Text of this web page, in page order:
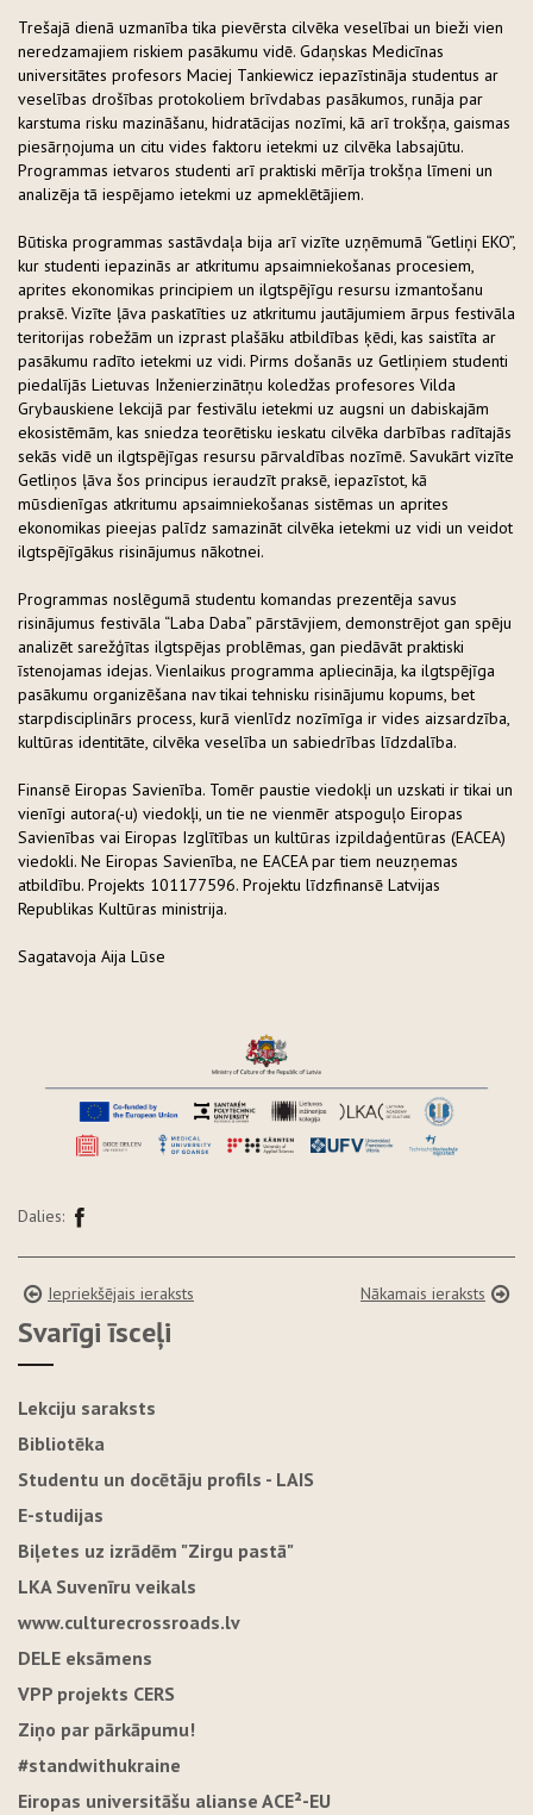
Trešajā dienā uzmanība tika pievērsta cilvēka veselībai un bieži vien
neredzamajiem riskiem pasākumu vidē. Gdaņskas Medicīnas
universitātes profesors Maciej Tankiewicz iepazīstināja studentus ar
veselības drošības protokoliem brīvdabas pasākumos, runāja par
karstuma risku mazināšanu, hidratācijas nozīmi, kā arī trokšņa, gaismas
piesārņojuma un citu vides faktoru ietekmi uz cilvēka labsajūtu.
Programmas ietvaros studenti arī praktiski mērīja trokšņa līmeni un
analizēja tā iespējamo ietekmi uz apmeklētājiem.
Būtiska programmas sastāvdaļa bija arī vizīte uzņēmumā “Getliņi EKO”,
kur studenti iepazinās ar atkritumu apsaimniekošanas procesiem,
aprites ekonomikas principiem un ilgtspējīgu resursu izmantošanu
praksē. Vizīte ļāva paskatīties uz atkritumu jautājumiem ārpus festivāla
teritorijas robežām un izprast plašāku atbildības ķēdi, kas saistīta ar
pasākumu radīto ietekmi uz vidi. Pirms došanās uz Getliņiem studenti
piedalījās Lietuvas Inženierzinātņu koledžas profesores Vilda
Grybauskiene lekcijā par festivālu ietekmi uz augsni un dabiskajām
ekosistēmām, kas sniedza teorētisku ieskatu cilvēka darbības radītajās
sekās vidē un ilgtspējīgas resursu pārvaldības nozīmē. Savukārt vizīte
Getliņos ļāva šos principus ieraudzīt praksē, iepazīstot, kā
mūsdienīgas atkritumu apsaimniekošanas sistēmas un aprites
ekonomikas pieejas palīdz samazināt cilvēka ietekmi uz vidi un veidot
ilgtspējīgākus risinājumus nākotnei.
Programmas noslēgumā studentu komandas prezentēja savus
risinājumus festivāla “Laba Daba” pārstāvjiem, demonstrējot gan spēju
analizēt sarežģītas ilgtspējas problēmas, gan piedāvāt praktiski
īstenojamas idejas. Vienlaikus programma apliecināja, ka ilgtspējīga
pasākumu organizēšana nav tikai tehnisku risinājumu kopums, bet
starpdisciplinārs process, kurā vienlīdz nozīmīga ir vides aizsardzība,
kultūras identitāte, cilvēka veselība un sabiedrības līdzdalība.
Finansē Eiropas Savienība. Tomēr paustie viedokļi un uzskati ir tikai un
vienīgi autora(-u) viedokļi, un tie ne vienmēr atspoguļo Eiropas
Savienības vai Eiropas Izglītības un kultūras izpildaģentūras (EACEA)
viedokli. Ne Eiropas Savienība, ne EACEA par tiem neuzņemas
atbildību. Projekts 101177596. Projektu līdzfinansē Latvijas
Republikas Kultūras ministrija.
Sagatavoja Aija Lūse
Dalies:
Iepriekšējais ieraksts Nākamais ieraksts
Svarīgi īsceļi
Lekciju saraksts
Bibliotēka
Studentu un docētāju profils - LAIS
E-studijas
Biļetes uz izrādēm "Zirgu pastā"
LKA Suvenīru veikals
www.culturecrossroads.lv
DELE eksāmens
VPP projekts CERS
Ziņo par pārkāpumu!
#standwithukraine
Eiropas universitāšu alianse ACE²-EU